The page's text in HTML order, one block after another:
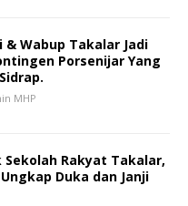
& Wabup Takalar Jadi
Porsenijar Yang
MHP
Sekolah Rakyat Takalar,
Duka dan Janji